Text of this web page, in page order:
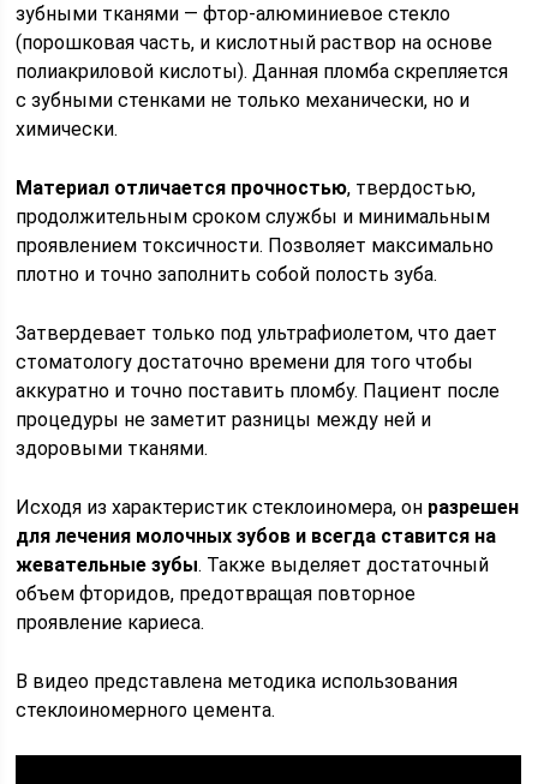
зубными тканями — фтор-алюминиевое стекло
(порошковая часть, и кислотный раствор на основе
полиакриловой кислоты). Данная пломба скрепляется
с зубными стенками не только механически, но и
химически.
Материал отличается прочностью, твердостью,
продолжительным сроком службы и минимальным
проявлением токсичности. Позволяет максимально
плотно и точно заполнить собой полость зуба.
Затвердевает только под ультрафиолетом, что дает
стоматологу достаточно времени для того чтобы
аккуратно и точно поставить пломбу. Пациент после
процедуры не заметит разницы между ней и
здоровыми тканями.
Исходя из характеристик стеклоиномера, он разрешен
для лечения молочных зубов и всегда ставится на
жевательные зубы. Также выделяет достаточный
объем фторидов, предотвращая повторное
проявление кариеса.
В видео представлена методика использования
стеклоиномерного цемента.